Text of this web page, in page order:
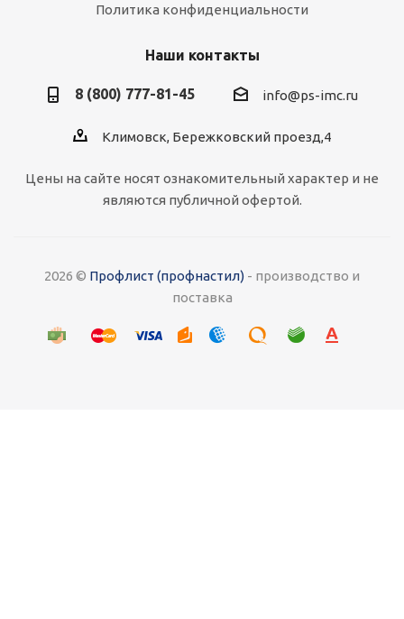
Политика конфиденциальности
Наши контакты
8 (800) 777-81-45 info@ps-imc.ru
Климовск, Бережковский проезд,4
Цены на сайте носят ознакомительный характер и не
являются публичной офертой.
2026 © Профлист (профнастил) - производство и
поставка